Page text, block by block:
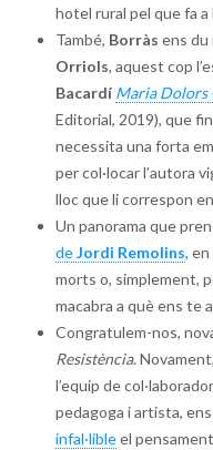
hotel rural pel que fa a
També, Borràs ens du
Orriols, aquest cop
Bacardí Maria Dolors
Editorial, 2019), que
necessita una forta
per col·locar l’autora
lloc que li correspon
Un panorama que
deJordi Remolins,
morts o, simplement,
macabra a què ens te
Congratulem-nos,
Resistència.
l’equip de
pedagoga i artista,
infal·libleel